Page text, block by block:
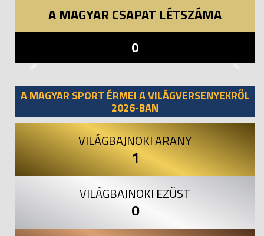
A MAGYAR CSAPAT LÉTSZÁMA
0
A MAGYAR SPORT ÉRMEI A VILÁGVERSENYEKRŐL
2026-BAN
VILÁGBAJNOKI ARANY
1
VILÁGBAJNOKI EZÜST
0